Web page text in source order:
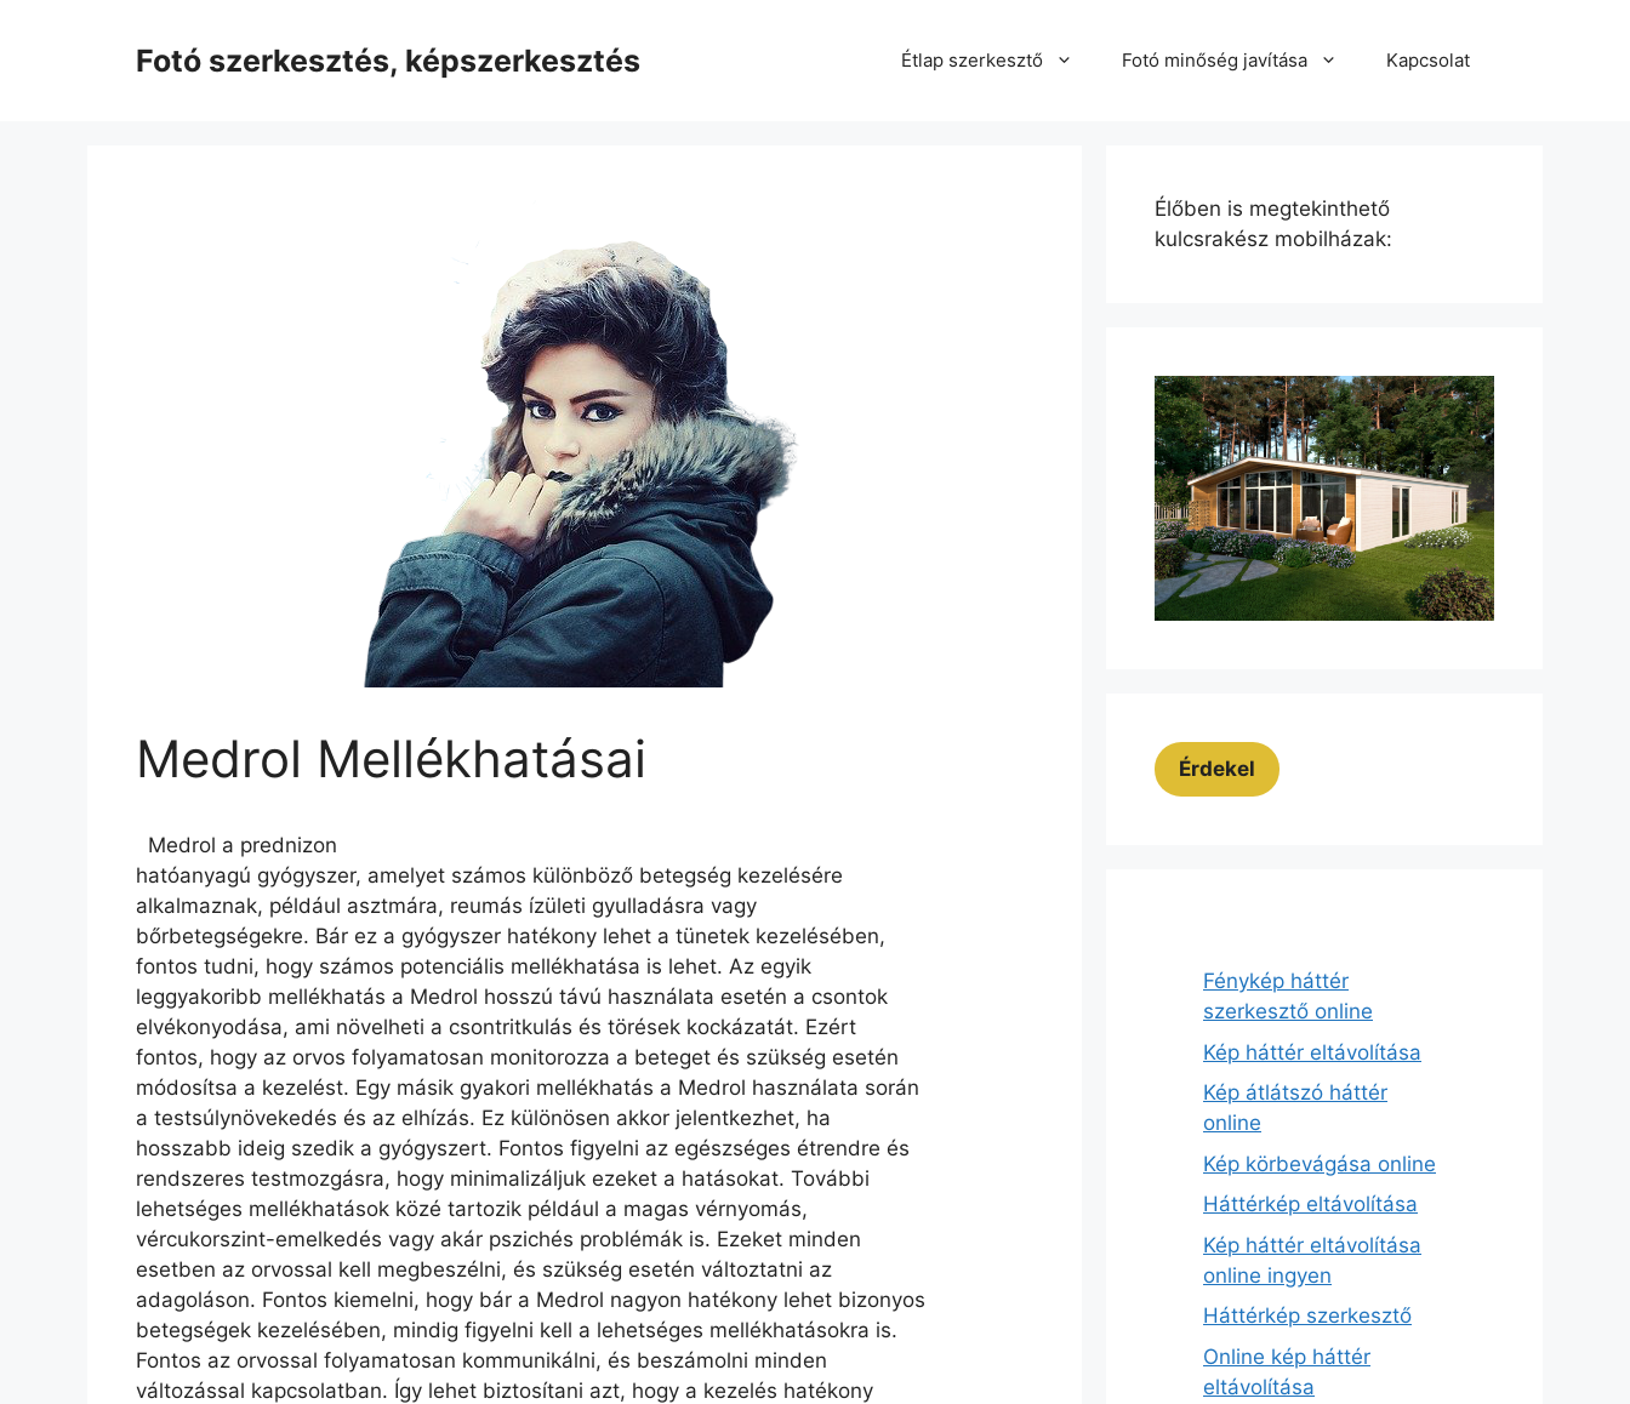
Fotó szerkesztés, képszerkesztés Étlap szerkesztő Fotó minőség javítása Kapcsolat
Medrol Mellékhatásai
Medrol a prednizon
hatóanyagú gyógyszer, amelyet számos különböző betegség kezelésére
alkalmaznak, például asztmára, reumás ízületi gyulladásra vagy
bőrbetegségekre. Bár ez a gyógyszer hatékony lehet a tünetek kezelésében,
fontos tudni, hogy számos potenciális mellékhatása is lehet. Az egyik
leggyakoribb mellékhatás a Medrol hosszú távú használata esetén a csontok
elvékonyodása, ami növelheti a csontritkulás és törések kockázatát. Ezért
fontos, hogy az orvos folyamatosan monitorozza a beteget és szükség esetén
módosítsa a kezelést. Egy másik gyakori mellékhatás a Medrol használata során
a testsúlynövekedés és az elhízás. Ez különösen akkor jelentkezhet, ha
hosszabb ideig szedik a gyógyszert. Fontos figyelni az egészséges étrendre és
rendszeres testmozgásra, hogy minimalizáljuk ezeket a hatásokat. További
lehetséges mellékhatások közé tartozik például a magas vérnyomás,
vércukorszint-emelkedés vagy akár pszichés problémák is. Ezeket minden
esetben az orvossal kell megbeszélni, és szükség esetén változtatni az
adagoláson. Fontos kiemelni, hogy bár a Medrol nagyon hatékony lehet bizonyos
betegségek kezelésében, mindig figyelni kell a lehetséges mellékhatásokra is.
Fontos az orvossal folyamatosan kommunikálni, és beszámolni minden
változással kapcsolatban. Így lehet biztosítani azt, hogy a kezelés hatékony
Élőben is megtekinthető
kulcsrakész mobilházak:
Érdekel
Fénykép háttér
szerkesztő online
Kép háttér eltávolítása
Kép átlátszó háttér
online
Kép körbevágása online
Háttérkép eltávolítása
Kép háttér eltávolítása
online ingyen
Háttérkép szerkesztő
Online kép háttér
eltávolítása